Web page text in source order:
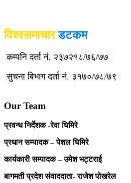
विश्वसमाचारडटकम
कम्पनि दर्ता नं. २३७२१८/७६/७७
सुचना बिभाग दर्ता नं. ३१७०/७८/७९
Our Team
प्रवन्ध निर्देशक -रेवा घिमिरे
प्रधान सम्पादक – पेशल घिमिरे
कार्यकारी सम्पादक – उमेश भट्टराई
बागमती प्रदेश संवाददाता- राजेश पोखरेल